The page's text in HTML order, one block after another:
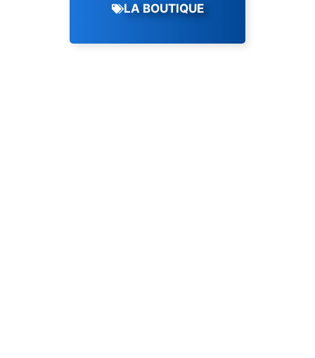
LA BOUTIQUE